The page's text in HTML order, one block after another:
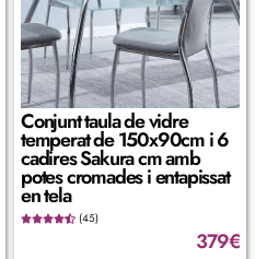
Conjunt taula de vidre
temperat de 150x90cm i 6
cadires Sakura cm amb
potes cromades i entapissat
en tela
(45)
379€